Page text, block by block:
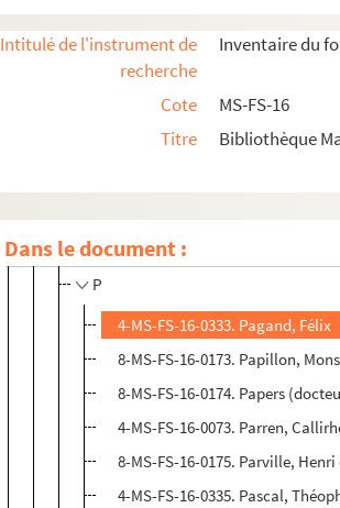
Intitulé de l'instrument de
recherche
Inventaire du
Cote
MS-FS-16
Titre
Bibliothèque
Dans le document :
I
O
P
4-MS-FS-16-0333. Pagand, Félix
8-MS-FS-16-0173. Papillon,
8-MS-FS-16-0174. Papers
4-MS-FS-16-0073. Parren,
8-MS-FS-16-0175. Parville, Henri
4-MS-FS-16-0335. Pascal,